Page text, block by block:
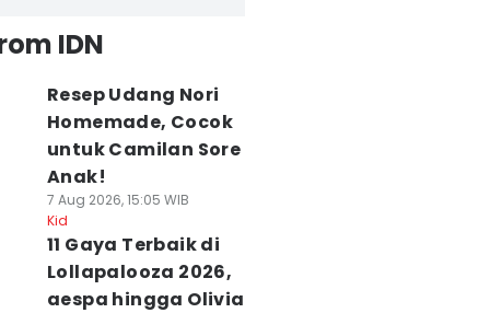
IDN
Resep Udang Nori
Homemade, Cocok
untuk Camilan Sore
Anak!
7 Aug 2026, 15:05 WIB
Kid
11 Gaya Terbaik di
Lollapalooza 2026,
aespa hingga Olivia